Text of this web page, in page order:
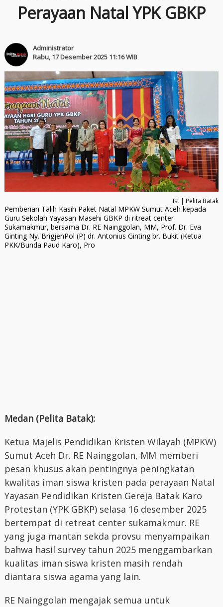
Perayaan Natal YPK GBKP
Administrator
Rabu, 17 Desember 2025 11:16 WIB
Ist | Pelita Batak
Pemberian Talih Kasih Paket Natal MPKW Sumut Aceh kepada
Guru Sekolah Yayasan Masehi GBKP di ritreat center
Sukamakmur, bersama Dr. RE Nainggolan, MM, Prof. Dr. Eva
Ginting Ny. BrigjenPol (P) dr. Antonius Ginting br. Bukit (Ketua
PKK/Bunda Paud Karo), Pro
Medan (Pelita Batak):
Ketua Majelis Pendidikan Kristen Wilayah (MPKW)
Sumut Aceh Dr. RE Nainggolan, MM memberi
pesan khusus akan pentingnya peningkatan
kwalitas iman siswa kristen pada perayaan Natal
Yayasan Pendidikan Kristen Gereja Batak Karo
Protestan (YPK GBKP) selasa 16 desember 2025
bertempat di retreat center sukamakmur. RE
yang juga mantan sekda provsu menyampaikan
bahwa hasil survey tahun 2025 menggambarkan
kualitas iman siswa kristen masih rendah
diantara siswa agama yang lain.
RE Nainggolan mengajak semua untuk